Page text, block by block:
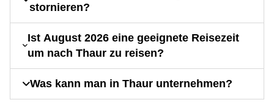
stornieren?
Ist August 2026 eine geeignete Reisezeit
um nach Thaur zu reisen?
Was kann man in Thaur unternehmen?